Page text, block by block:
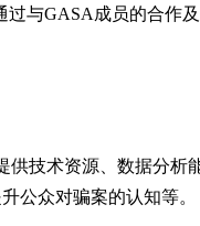
与GASA成员的合
技术资源、数据分
公众对骗案的认知等。